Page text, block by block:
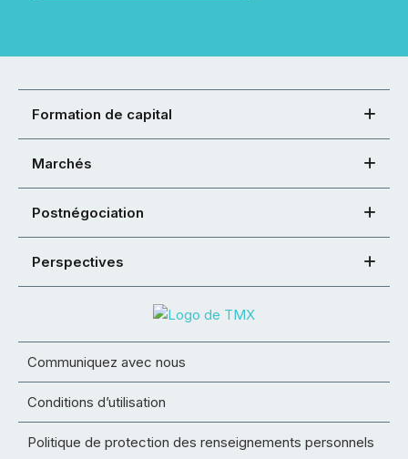
Formation de capital
Marchés
Postnégociation
Perspectives
Communiquez avec nous
Conditions d’utilisation
Politique de protection des renseignements personnels